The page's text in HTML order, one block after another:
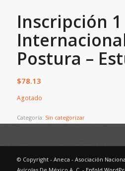
Inscripción
Postura –
$78.13
Agotado
Categoría: Sin categorizar
© Copyright - Aneca - Asociación